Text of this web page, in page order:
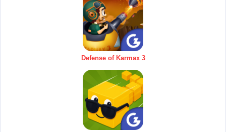
Defense of Karmax 3